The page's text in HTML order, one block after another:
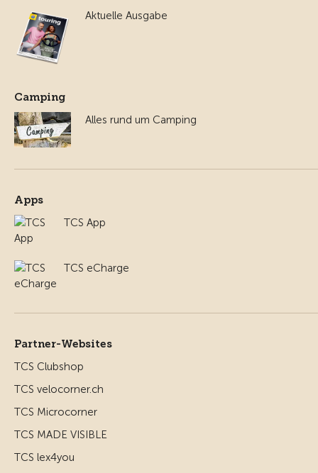
Aktuelle Ausgabe
Camping
Alles rund um Camping
Apps
TCS App
TCS eCharge
Partner-Websites
TCS Clubshop
TCS velocorner.ch
TCS Microcorner
TCS MADE VISIBLE
TCS lex4you